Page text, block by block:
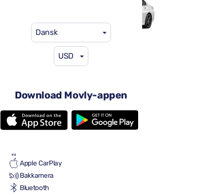
Dansk
USD
Download Movly-appen
59 US$ pr. dag
Automatgear
5 sæder
3 store kufferter
Fuld til fuld
Apple CarPlay
Bakkamera
Bluetooth